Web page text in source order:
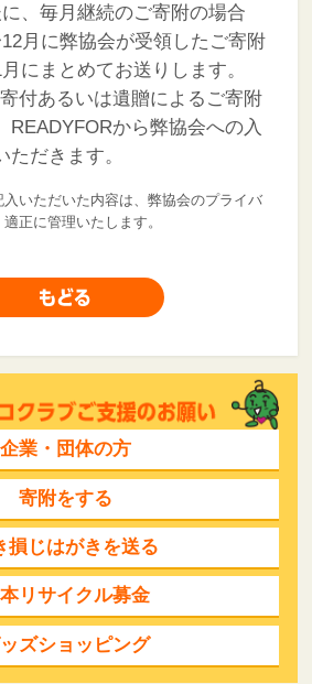
、毎月継続のご寄附の場合
月に弊協会が受領したご寄附
にまとめてお送りします。
付あるいは遺贈によるご寄附
READYFORから弊協会への入
だきます。
いただいた内容は、弊協会のプライバ
正に管理いたします。
企業・団体の方
寄附をする
損じはがきを送る
リサイクル募金
ズショッピング